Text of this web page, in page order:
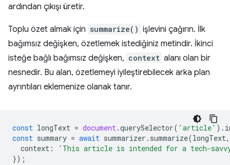
ardından çıkışı üretir.
Toplu özet almak için summarize() işlevini çağırın. İlk
bağımsız değişken, özetlemek istediğiniz metindir. İkinci
isteğe bağlı bağımsız değişken, context alanı olan bir
nesnedir. Bu alan, özetlemeyi iyileştirebilecek arka plan
ayrıntıları eklemenize olanak tanır.
const longText = document.querySelector( 'article' ).
const summary = await summarizer . summarize(longText,
context :
'This article is intended for a tech-
});